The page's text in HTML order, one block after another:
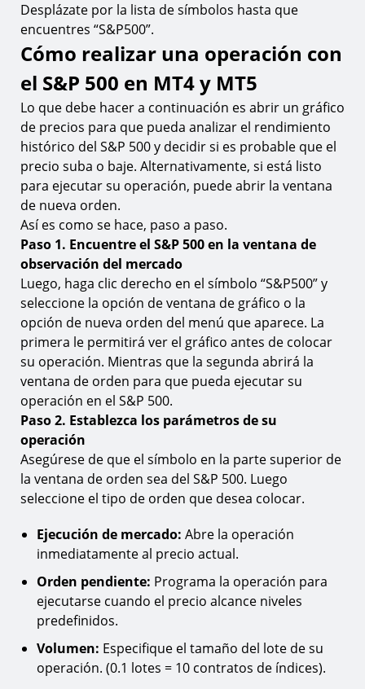
Desplázate por la lista de símbolos hasta que
encuentres “S&P500”.
Cómo realizar una operación con
el S&P 500 en MT4 y MT5
Lo que debe hacer a continuación es abrir un gráfico
de precios para que pueda analizar el rendimiento
histórico del S&P 500 y decidir si es probable que el
precio suba o baje. Alternativamente, si está listo
para ejecutar su operación, puede abrir la ventana
de nueva orden.
Así es como se hace, paso a paso.
Paso 1. Encuentre el S&P 500 en la ventana de
observación del mercado
Luego, haga clic derecho en el símbolo “S&P500” y
seleccione la opción de ventana de gráfico o la
opción de nueva orden del menú que aparece. La
primera le permitirá ver el gráfico antes de colocar
su operación. Mientras que la segunda abrirá la
ventana de orden para que pueda ejecutar su
operación en el S&P 500.
Paso 2. Establezca los parámetros de su
operación
Asegúrese de que el símbolo en la parte superior de
la ventana de orden sea del S&P 500. Luego
seleccione el tipo de orden que desea colocar.
Ejecución de mercado: Abre la operación
inmediatamente al precio actual.
Orden pendiente: Programa la operación para
ejecutarse cuando el precio alcance niveles
predefinidos.
Volumen: Especifique el tamaño del lote de su
operación. (0.1 lotes = 10 contratos de índices).